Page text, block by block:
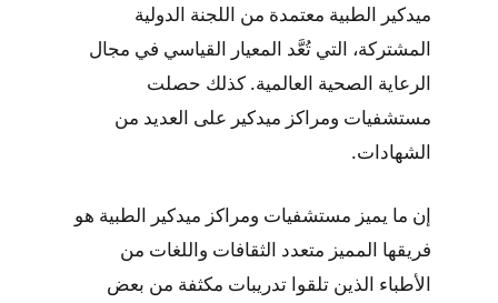
ميدكير الطبية معتمدة من اللجنة الدولية
المشتركة، التي تُعَّد المعيار القياسي في مجال
الرعاية الصحية العالمية. كذلك حصلت
مستشفيات ومراكز ميدكير على العديد من
الشهادات.
إن ما يميز مستشفيات ومراكز ميدكير الطبية هو
فريقها المميز متعدد الثقافات واللغات من
الأطباء الذين تلقوا تدريبات مكثفة من بعض